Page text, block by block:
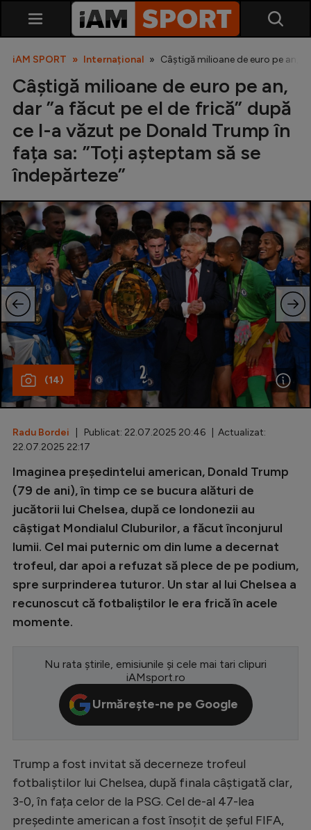
SuperLiga
Liga 2
Cupa României
Echipa Națională
U21
Fotbal feminin
Special
Diverse
Inedit
Champions League
Europa League
Conference League
CM 2026
Premier League
Bundesliga
Ligue 1
EURO 2024
Stranieri
Clasamente
iAM SPORT Internațional Câștigă milioane de euro pe an,
Câștigă milioane de euro pe an,
dar ”a făcut pe el de frică” după
ce l-a văzut pe Donald Trump în
fața sa: ”Toți așteptam să se
îndepărteze”
(14)
Radu Bordei | Publicat: 22.07.2025 20:46 | Actualizat:
22.07.2025 22:17
Imaginea președintelui american, Donald Trump
(79 de ani), în timp ce se bucura alături de
jucătorii lui Chelsea, după ce londonezii au
câștigat Mondialul Cluburilor, a făcut înconjurul
lumii. Cel mai puternic om din lume a decernat
trofeul, dar apoi a refuzat să plece de pe podium,
spre surprinderea tuturor. Un star al lui Chelsea a
recunoscut că fotbaliștilor le era frică în acele
momente.
Nu rata știrile, emisiunile și cele mai tari clipuri
iAMsport.ro
Urmărește-ne pe Google
Trump a fost invitat să decerneze trofeul
fotbaliștilor lui Chelsea, după finala câștigată clar,
3-0, în fața celor de la PSG. Cel de-al 47-lea
președinte american a fost însoțit de șeful FIFA,